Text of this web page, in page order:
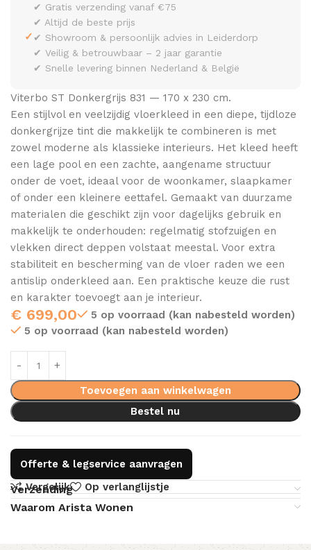
✓
✔ Gratis verzending vanaf €75
✔ Altijd de beste prijs
✔ Showroom & persoonlijk advies in Leiderdorp
✔ Veilig & betrouwbaar – 2 jaar garantie
✔ Snelle levering binnen Nederland & België
Viterbo ST Donkergrijs 831 — 170 x 230 cm.
Een stijlvol en veelzijdig vloerkleed in een diepe, tijdloze
donkergrijze tint die makkelijk te combineren is met
zowel moderne als klassieke interieurs. Het kleed heeft
een lage pool en een zachte, aangename structuur
onder de voet, ideaal voor de woonkamer, slaapkamer
of onder een kleinere eettafel. Gemaakt van duurzame
materialen die geschikt zijn voor dagelijks gebruik en
makkelijk te onderhouden: regelmatig stofzuigen en
vlekken direct deppen volstaat meestal. Voor extra
stabiliteit en bescherming van de vloer raden we een
antislip onderkleed aan. Een praktische keuze die rust
en karakter toevoegt aan je interieur.
€ 699,00
5 op voorraad (kan nabesteld worden)
5 op voorraad (kan nabesteld worden)
Toevoegen aan winkelwagen
Bestel nu
Offerte & legservice aanvragen
Vergelijk
Op verlanglijstje
Verzending
Waarom Arista Wonen